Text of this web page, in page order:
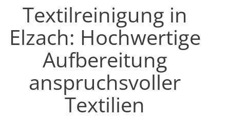
Textilreinigung in
Elzach: Hochwertige
Aufbereitung
anspruchsvoller
Textilien